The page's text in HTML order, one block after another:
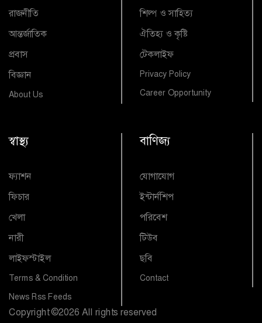
রাজনীতি
আন্তর্জাতিক
প্রবাস
বিজ্ঞান
About Us
শিল্প ও সাহিত্য
ঐতিহ্য ও কৃষ্টি
টেকলাইফ
Privacy Policy
Career Opportunity
স্বাস্থ্য
ফ্যাশন
ফিচার
খেলা
নারী
লাইফস্টাইল
Terms & Condition
News Rss Feeds
বাণিজ্য
যোগাযোগ
ইন্টার্নশিপ
পরিবেশ
টিউব
ছবি
Contact
Copyright©2026 All rights reserved